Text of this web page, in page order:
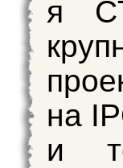
я
на
и